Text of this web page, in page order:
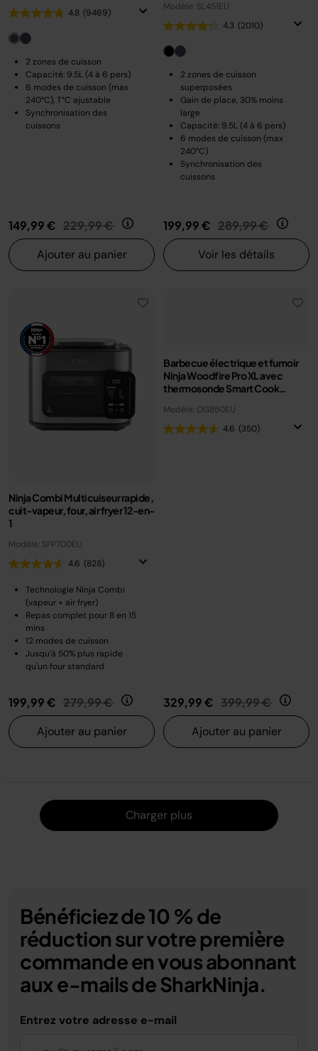
4.8 (9469)
2 zones de cuisson
Capacité: 9.5L (4 à 6 pers)
6 modes de cuisson (max
240°C), T°C ajustable
Synchronisation des
cuissons
149,99 € Prix réduit de
229,99 € au
Ajouter au panier
Modèle: SL451EU
4.3 (2010)
2 zones de cuisson
superposées
Gain de place, 30% moins
large
Capacité: 9.5L (4 à 6 pers)
6 modes de cuisson (max
240°C)
Synchronisation des
cuissons
199,99 € Prix réduit de
289,99 € au
Voir les détails
Ninja Combi Multicuiseur rapide,
cuit-vapeur, four, air fryer 12-en-
1
Modèle: SFP700EU
4.6 (828)
Technologie Ninja Combi
(vapeur + air fryer)
Repas complet pour 8 en 15
mins
12 modes de cuisson
Jusqu'à 50% plus rapide
qu'un four standard
199,99 € Prix réduit de
279,99 € au
Ajouter au panier
Barbecue électrique et fumoir
Ninja Woodfire Pro XL avec
thermosonde Smart Cook
Modèle: OG850EU
4.6 (350)
329,99 € Prix réduit de
399,99 € au
Ajouter au panier
Charger plus
Bénéficiez de 10 % de
réduction sur votre première
commande en vous abonnant
aux e-mails de SharkNinja.
Entrez votre adresse e-mail